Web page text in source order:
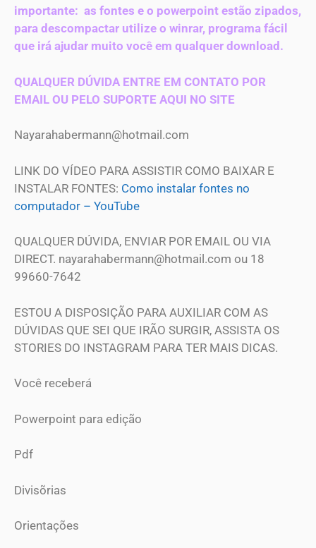
importante: as fontes e o powerpoint estão zipados,
para descompactar utilize o winrar, programa fácil
que irá ajudar muito você em qualquer download.
QUALQUER DÚVIDA ENTRE EM CONTATO POR
EMAIL OU PELO SUPORTE AQUI NO SITE
Nayarahabermann@hotmail.com
LINK DO VÍDEO PARA ASSISTIR COMO BAIXAR E
INSTALAR FONTES: Como instalar fontes no
computador – YouTube
QUALQUER DÚVIDA, ENVIAR POR EMAIL OU VIA
DIRECT. nayarahabermann@hotmail.com ou 18
99660-7642
ESTOU A DISPOSIÇÃO PARA AUXILIAR COM AS
DÚVIDAS QUE SEI QUE IRÃO SURGIR, ASSISTA OS
STORIES DO INSTAGRAM PARA TER MAIS DICAS.
Você receberá
Powerpoint para edição
Pdf
Divisõrias
Orientações